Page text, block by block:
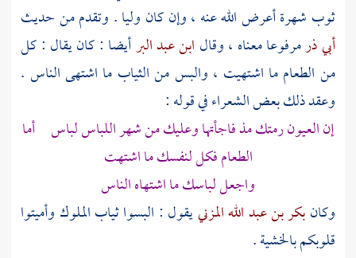
ثوب شهرة أعرض الله عنه ، وإن كان وليا . وتقدم من حديث
أبي ذرمرفوعا معناه ، وقال ابن عبد البرأيضا : كان يقال : كل
من الطعام ما اشتهيت ، والبس من الثياب ما اشتهى الناس .
وعقد ذلك بعض الشعراء في قوله :
إن العيون رمتك مذ فاجأتها وعليك من شهر اللباس لباس أما
الطعام فكل لنفسك ما اشتهت
واجعل لباسك ما اشتهاه الناس
وكانبكر بن عبد الله المزنييقول : البسوا ثياب الملوك وأميتوا
قلوبكم بالخشية .